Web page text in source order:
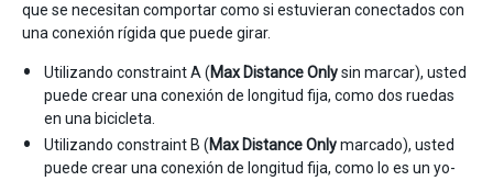
que se necesitan comportar como si estuvieran conectados con
una conexión rígida que puede girar.
Utilizando constraint A (Max Distance Onlysin marcar), usted
puede crear una conexión de longitud fija, como dos ruedas
en una bicicleta.
Utilizando constraint B (Max Distance Onlymarcado), usted
puede crear una conexión de longitud fija, como lo es un yo-